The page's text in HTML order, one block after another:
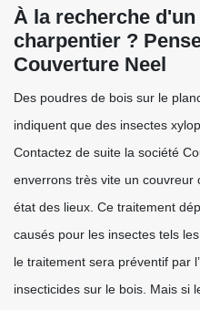
À la recherche
charpentier ?
Couverture Neel
Des poudres de bois sur le
indiquent que des insectes
Contactez de suite la société
enverrons très vite un couvreur
état des lieux. Ce traitement
causés pour les insectes tels
le traitement sera préventif par
insecticides sur le bois. Mais si